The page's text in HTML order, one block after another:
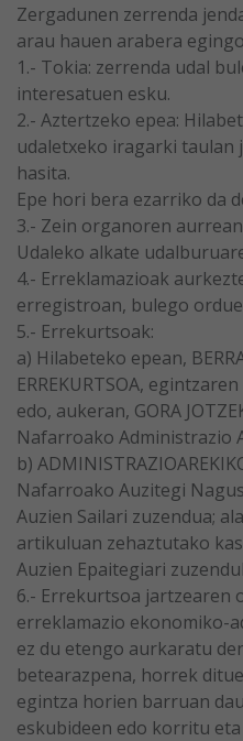
Zergadunen zerrenda
arau hauen arabera
1.- Tokia: zerrenda udal
interesatuen esku.
2.- Aztertzeko epea:
udaletxeko iragarki
hasita.
Epe hori bera ezarriko da
3.- Zein organoren
Udaleko alkate
4.- Erreklamazioak
erregistroan, bulego
5.- Errekurtsoak:
a) Hilabeteko epean,
ERREKURTSOA,
edo, aukeran, GORA
Nafarroako Administrazio
b)
Nafarroako Auzitegi
Auzien Sailari zuzendua;
artikuluan zehaztutako
Auzien Epaitegiari
6.- Errekurtsoa jartzearen
erreklamazio ekonomiko-
ez du etengo aurkaratu
betearazpena, horrek
egintza horien barruan
eskubideen edo korritu